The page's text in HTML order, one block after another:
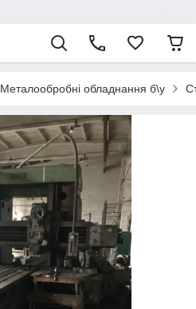
Металообробні обладнання б\у